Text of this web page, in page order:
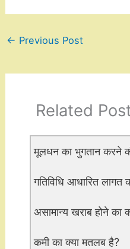
← Previous Post
Related
मूलधन का भुगतान करने
गतिविधि आधारित लागत
असामान्य खराब होने का
कमी का क्या मतलब है?